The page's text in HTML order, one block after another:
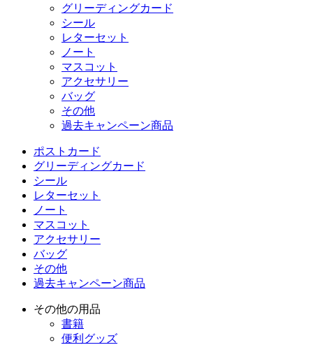
グリーディングカード
シール
レターセット
ノート
マスコット
アクセサリー
バッグ
その他
過去キャンペーン商品
ポストカード
グリーディングカード
シール
レターセット
ノート
マスコット
アクセサリー
バッグ
その他
過去キャンペーン商品
その他の用品
書籍
便利グッズ